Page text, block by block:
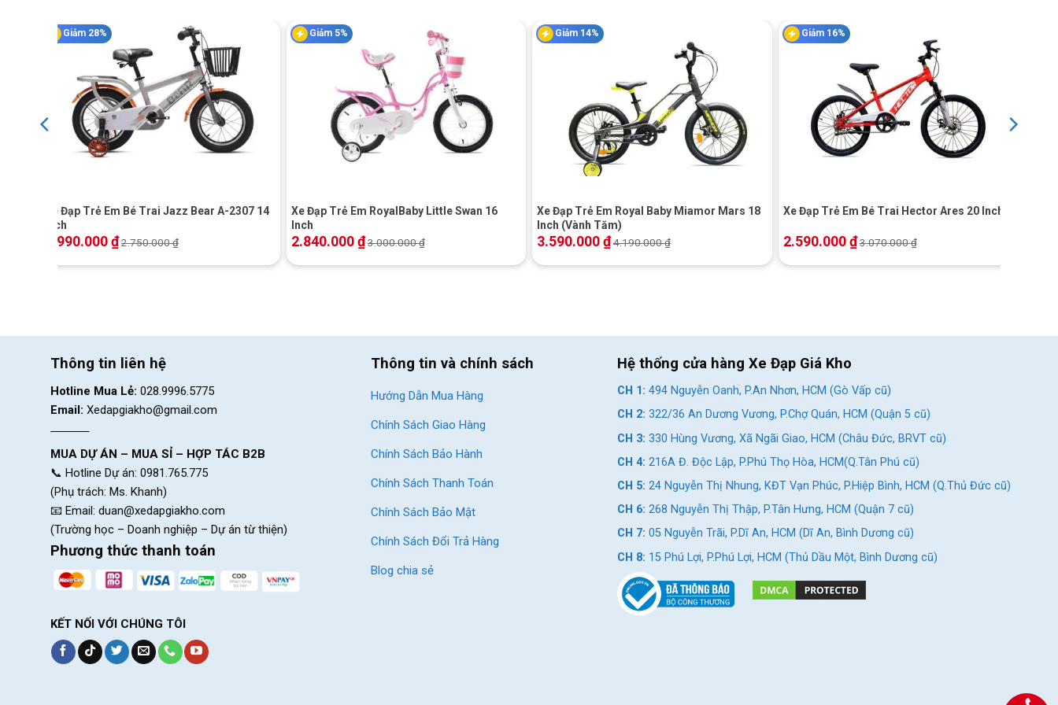
Giảm 28%
Xe Đạp Trẻ Em Bé Trai Jazz Bear A-2307 14
Inch
1.990.000₫2.750.000₫
Giảm 5%
Xe Đạp Trẻ Em RoyalBaby Little Swan 16
Inch
2.840.000₫3.000.000₫
Giảm 14%
Xe Đạp Trẻ Em Royal Baby Miamor Mars 18
Inch (Vành Tăm)
3.590.000₫4.190.000₫
Giảm 16%
Xe Đạp Trẻ Em Bé Trai Hector Ares 20 Inch
2.590.000₫3.070.000₫
Thông tin liên hệ
Hotline Mua Lẻ: 028.9996.5775
Email: Xedapgiakho@gmail.com
MUA DỰ ÁN – MUA SỈ – HỢP TÁC B2B
📞 Hotline Dự án: 0981.765.775
(Phụ trách: Ms. Khanh)
📧 Email: duan@xedapgiakho.com
(Trường học – Doanh nghiệp – Dự án từ thiện)
Phương thức thanh toán
KẾT NỐI VỚI CHÚNG TÔI
Thông tin và chính sách
Hướng Dẫn Mua Hàng
Chính Sách Giao Hàng
Chính Sách Bảo Hành
Chính Sách Thanh Toán
Chính Sách Bảo Mật
Chính Sách Đổi Trả Hàng
Blog chia sẻ
Hệ thống cửa hàng Xe Đạp Giá Kho
CH 1: 494 Nguyễn Oanh, P.An Nhơn, HCM (Gò Vấp cũ)
CH 2: 322/36 An Dương Vương, P.Chợ Quán, HCM (Quận 5 cũ)
CH 3: 330 Hùng Vương, Xã Ngãi Giao, HCM (Châu Đức, BRVT cũ)
CH 4: 216A Đ. Độc Lập, P.Phú Thọ Hòa, HCM(Q.Tân Phú cũ)
CH 5: 24 Nguyễn Thị Nhung, KĐT Vạn Phúc, P.Hiệp Bình, HCM (Q.Thủ Đức cũ)
CH 6: 268 Nguyễn Thị Thập, P.Tân Hưng, HCM (Quận 7 cũ)
CH 7: 05 Nguyễn Trãi, P.Dĩ An, HCM (Dĩ An, Bình Dương cũ)
CH 8: 15 Phú Lợi, P.Phú Lợi, HCM (Thủ Dầu Một, Bình Dương cũ)